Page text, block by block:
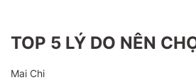
TOP 5 LÝ DO NÊN
Mai Chi